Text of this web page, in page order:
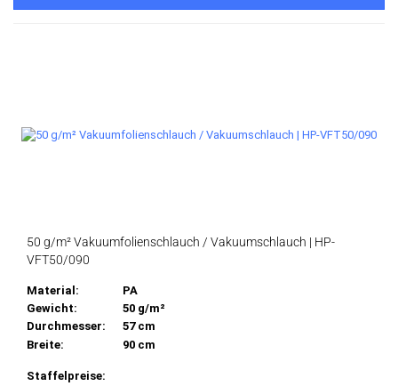
50 g/m² Vakuumfolienschlauch / Vakuumschlauch | HP-
VFT50/090
Material:
PA
Gewicht:
50 g/m²
Durchmesser:
57 cm
Breite:
90 cm
Staffelpreise: